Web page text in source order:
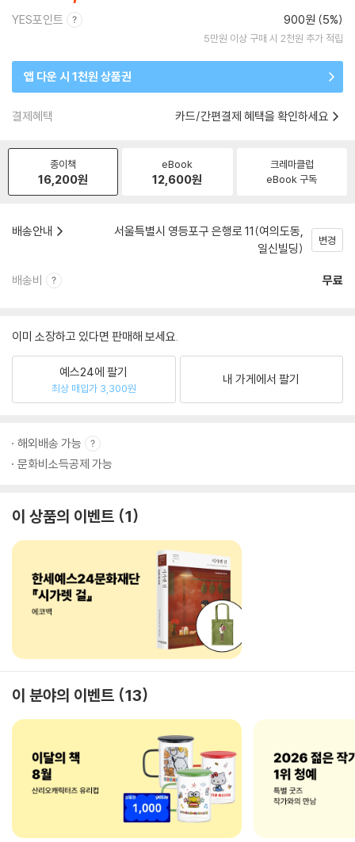
YES포인트 900원 (5%)
5만원 이상 구매 시 2천원 추가 적립
앱 다운 시 1천원 상품권
결제혜택 카드/간편결제 혜택을 확인하세요
종이책
16,200원
eBook
12,600원
크레마클럽
eBook 구독
배송안내
서울특별시 영등포구 은행로 11(여의도동,
일신빌딩)
변경
배송비 무료
이미 소장하고 있다면 판매해 보세요.
예스24에 팔기
최상 매입가 3,300원
내 가게에서 팔기
해외배송 가능
문화비소득공제 가능
이 상품의 이벤트 1
이 분야의 이벤트 13